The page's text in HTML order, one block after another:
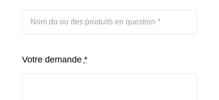
Votre demande *